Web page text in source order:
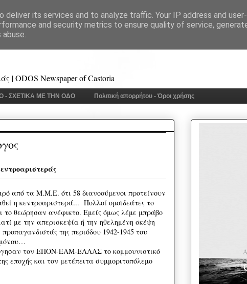
| ODOS Newspaper of Castoria
- ΣΧΕΤΙΚΑ ΜΕ ΤΗΝ ΟΔΟ Πολιτική απορρήτου - Όροι χρήσης
από τα Μ.Μ.Ε. ότι 58 διανοούμενοι προτείνουν
η κεντροαριστερά... Πολλοί ομοϊδεάτες το
το θεώρησαν ανέφικτο. Εμείς όμως λέμε μπράβο
με την απερισκεψία ή την ηθελημένη σκέψη
της περιόδου 1942-1945 του
τον ΕΠΟΝ-ΕΑΜ-ΕΛΛΑΣ το κομμουνιστικό
εποχής και τον μετέπειτα συμμοριτοπόλεμο
its services and to analyze traffic. Your IP address and
and security metrics to ensure quality of service,